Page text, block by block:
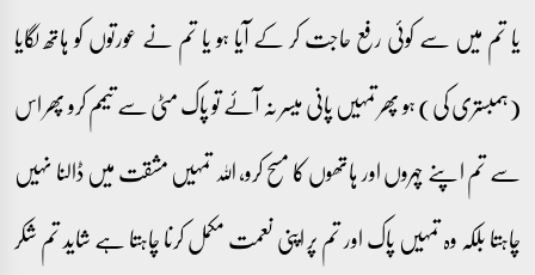
یا تم میں سے کوئی رفع حاجت کر کے آیا ہو یا تم نے عورتوں کو ہاتھ لگایا
(ہمبستری کی) ہو پھر تمہیں پانی میسر نہ آئے تو پاک مٹی سے تیمم کرو پھر اس
سے تم اپنے چہروں اور ہاتھوں کا مسح کرو، اللہ تمہیں مشقت میں ڈالنا نہیں
چاہتا بلکہ وہ تمہیں پاک اور تم پر اپنی نعمت مکمل کرنا چاہتا ہے شاید تم شکر